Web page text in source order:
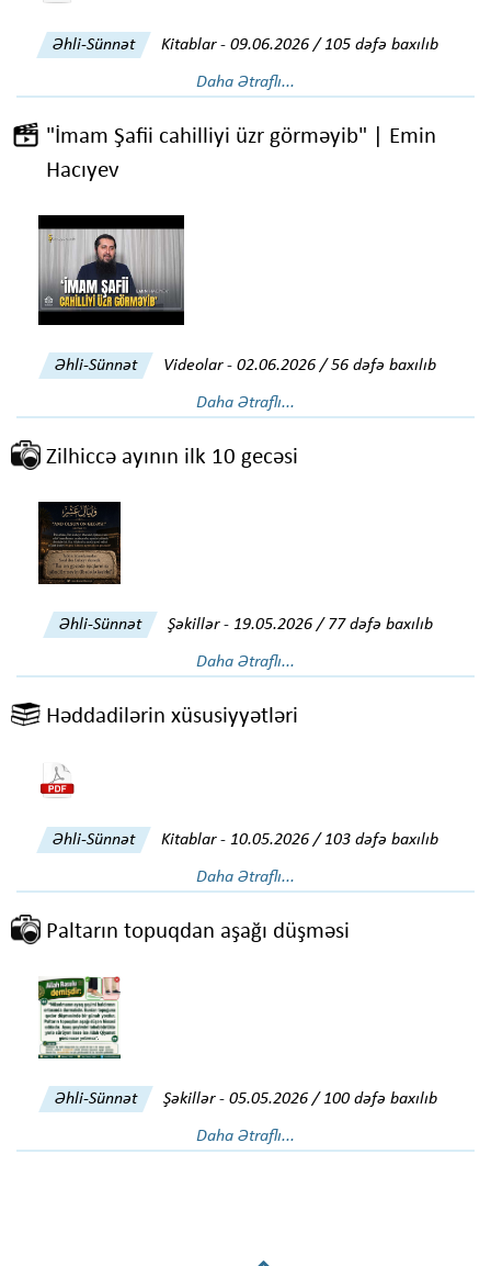
Əhli-Sünnət Kitablar- 09.06.2026 / 105 dəfə baxılıb
Daha Ətraflı...
"İmam Şafii cahilliyi üzr görməyib" | Emin
Hacıyev
Əhli-Sünnət Videolar- 02.06.2026 / 56 dəfə baxılıb
Daha Ətraflı...
Zilhiccə ayının ilk 10 gecəsi
Əhli-Sünnət Şəkillər- 19.05.2026 / 77 dəfə baxılıb
Daha Ətraflı...
Həddadilərin xüsusiyyətləri
Əhli-Sünnət Kitablar- 10.05.2026 / 103 dəfə baxılıb
Daha Ətraflı...
Paltarın topuqdan aşağı düşməsi
Əhli-Sünnət Şəkillər- 05.05.2026 / 100 dəfə baxılıb
Daha Ətraflı...